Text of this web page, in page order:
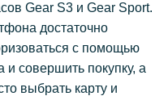
Gear S3 и Gear Sport.
достаточно
с помощью
и совершить покупку, а
выбрать карту и